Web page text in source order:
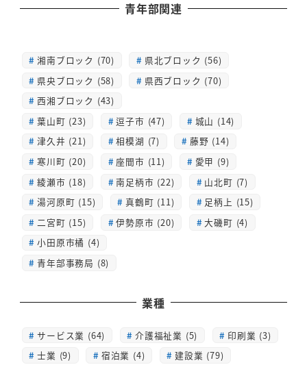
青年部関連
湘南ブロック (70)
県北ブロック (56)
県央ブロック (58)
県西ブロック (70)
西湘ブロック (43)
葉山町 (23)
逗子市 (47)
城山 (14)
津久井 (21)
相模湖 (7)
藤野 (14)
寒川町 (20)
座間市 (11)
愛甲 (9)
綾瀬市 (18)
南足柄市 (22)
山北町 (7)
湯河原町 (15)
真鶴町 (11)
足柄上 (15)
二宮町 (15)
伊勢原市 (20)
大磯町 (4)
小田原市橘 (4)
青年部事務局 (8)
業種
サービス業 (64) 介護福祉業 (5)
印刷業 (3)
士業 (9)
宿泊業 (4)
建設業 (79)